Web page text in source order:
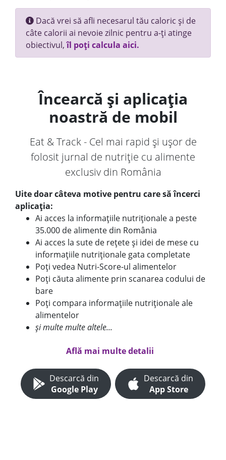
Dacă vrei să afli necesarul tău caloric și de
câte calorii ai nevoie zilnic pentru a-ți atinge
obiectivul,îl poți calcula aici.
Încearcă și aplicația
noastră de mobil
Eat & Track - Cel mai rapid și ușor de
folosit jurnal de nutriție cu alimente
exclusiv din România
Uite doar câteva motive pentru care să încerci
aplicația:
Ai acces la informațiile nutriționale a peste
35.000 de alimente din România
Ai acces la sute de rețete și idei de mese cu
informațiile nutriționale gata completate
Poți vedea Nutri-Score-ul alimentelor
Poți căuta alimente prin scanarea codului de
bare
Poți compara informațiile nutriționale ale
alimentelor
și multe multe altele...
Află mai multe detalii
Descarcă din
Google Play
Descarcă din
App Store